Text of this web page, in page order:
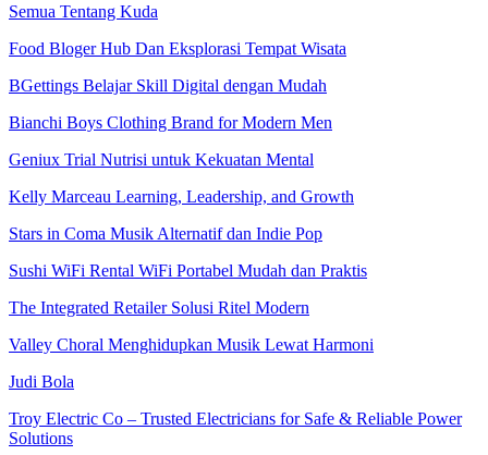
Semua Tentang Kuda
Food Bloger Hub Dan Eksplorasi Tempat Wisata
BGettings Belajar Skill Digital dengan Mudah
Bianchi Boys Clothing Brand for Modern Men
Geniux Trial Nutrisi untuk Kekuatan Mental
Kelly Marceau Learning, Leadership, and Growth
Stars in Coma Musik Alternatif dan Indie Pop
Sushi WiFi Rental WiFi Portabel Mudah dan Praktis
The Integrated Retailer Solusi Ritel Modern
Valley Choral Menghidupkan Musik Lewat Harmoni
Judi Bola
Troy Electric Co – Trusted Electricians for Safe & Reliable Power
Solutions